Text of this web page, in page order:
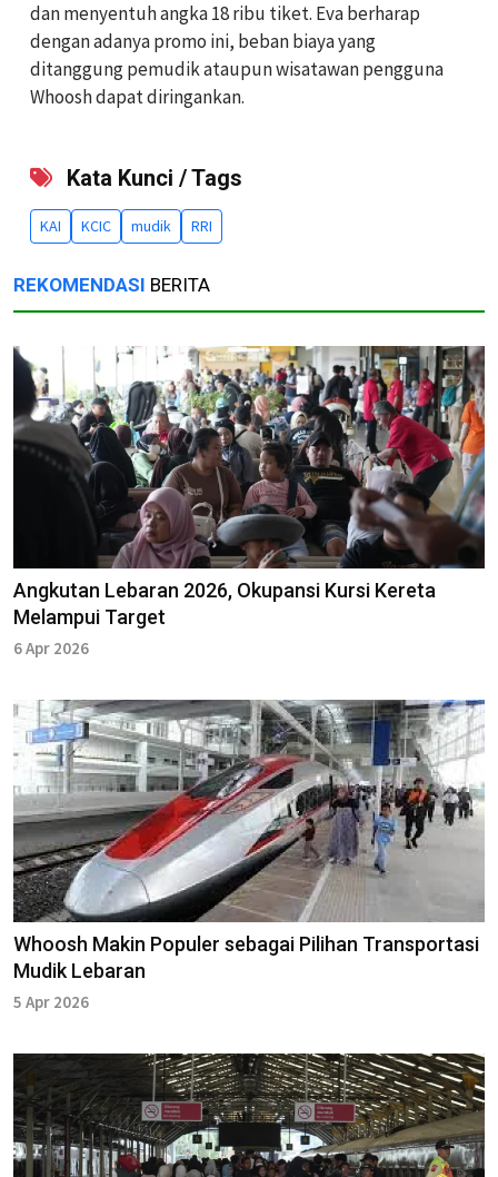
dan menyentuh angka 18 ribu tiket. Eva berharap
dengan adanya promo ini, beban biaya yang
ditanggung pemudik ataupun wisatawan pengguna
Whoosh dapat diringankan.
Kata Kunci / Tags
KAI KCIC mudik RRI
REKOMENDASI BERITA
Angkutan Lebaran 2026, Okupansi Kursi Kereta
Melampui Target
6 Apr 2026
Whoosh Makin Populer sebagai Pilihan Transportasi
Mudik Lebaran
5 Apr 2026